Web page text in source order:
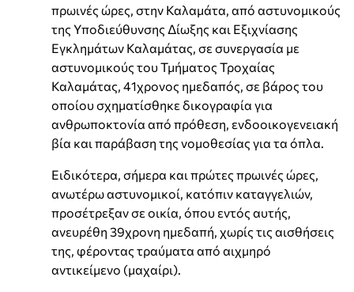
πρωινές ώρες, στην Καλαμάτα, από αστυνομικούς
της Υποδιεύθυνσης Δίωξης και Εξιχνίασης
Εγκλημάτων Καλαμάτας, σε συνεργασία με
αστυνομικούς του Τμήματος Τροχαίας
Καλαμάτας, 41χρονος ημεδαπός, σε βάρος του
οποίου σχηματίσθηκε δικογραφία για
ανθρωποκτονία από πρόθεση, ενδοοικογενειακή
βία και παράβαση της νομοθεσίας για τα όπλα.
Ειδικότερα, σήμερα και πρώτες πρωινές ώρες,
ανωτέρω αστυνομικοί, κατόπιν καταγγελιών,
προσέτρεξαν σε οικία, όπου εντός αυτής,
ανευρέθη 39χρονη ημεδαπή, χωρίς τις αισθήσεις
της, φέροντας τραύματα από αιχμηρό
αντικείμενο (μαχαίρι).